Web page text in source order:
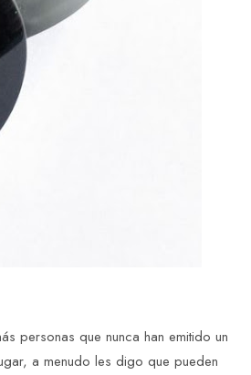
personas que nunca han emitido un
a menudo les digo que pueden